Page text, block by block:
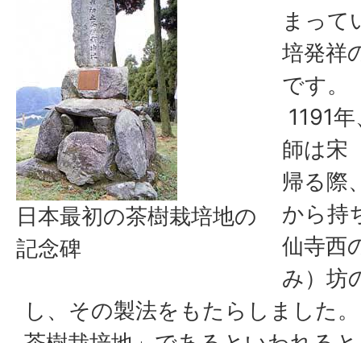
日本最初の茶樹栽培地の
記念碑
まって
培発祥
です。
1191
師は宋
帰る際
から持
仙寺西
み）坊
し、その製法をもたらしました